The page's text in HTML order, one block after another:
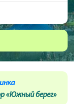
«Южный берег»